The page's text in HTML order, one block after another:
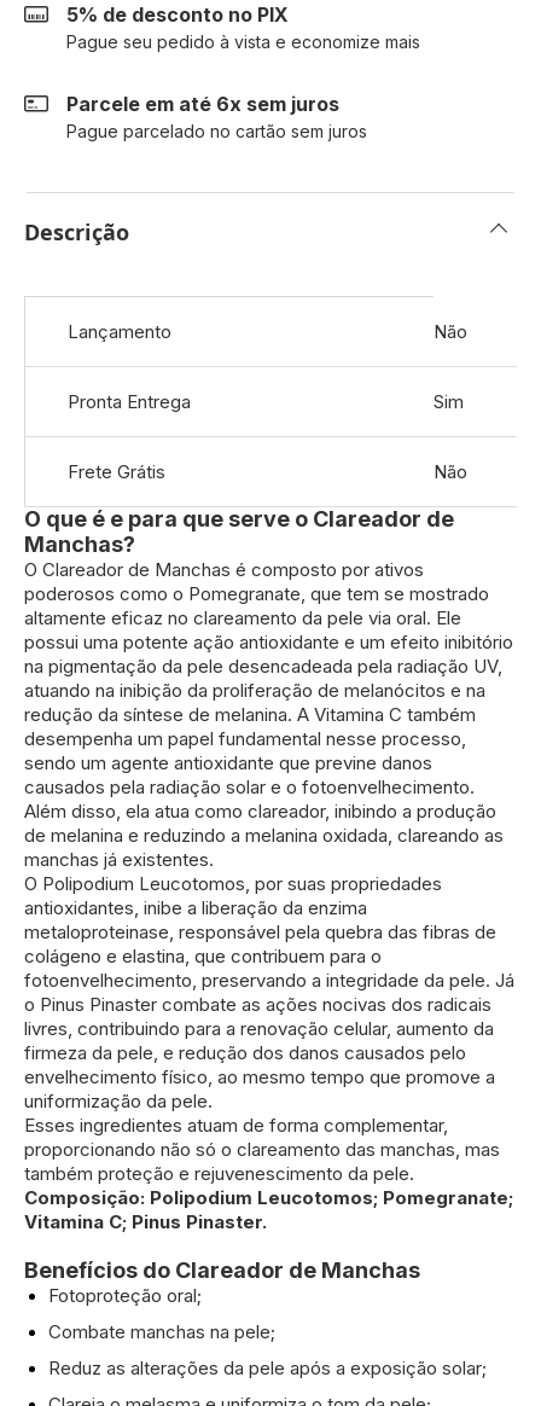
5% de desconto no PIX
Pague seu pedido à vista e economize mais
Parcele em até 6x sem juros
Pague parcelado no cartão sem juros
Descrição
O que é e para que serve o Clareador de
Manchas?
O Clareador de Manchas é composto por ativos
poderosos como o Pomegranate, que tem se mostrado
altamente eficaz no clareamento da pele via oral. Ele
possui uma potente ação antioxidante e um efeito inibitório
na pigmentação da pele desencadeada pela radiação UV,
atuando na inibição da proliferação de melanócitos e na
redução da síntese de melanina. A Vitamina C também
desempenha um papel fundamental nesse processo,
sendo um agente antioxidante que previne danos
causados pela radiação solar e o fotoenvelhecimento.
Além disso, ela atua como clareador, inibindo a produção
de melanina e reduzindo a melanina oxidada, clareando as
manchas já existentes.
O Polipodium Leucotomos, por suas propriedades
antioxidantes, inibe a liberação da enzima
metaloproteinase, responsável pela quebra das fibras de
colágeno e elastina, que contribuem para o
fotoenvelhecimento, preservando a integridade da pele. Já
o Pinus Pinaster combate as ações nocivas dos radicais
livres, contribuindo para a renovação celular, aumento da
firmeza da pele, e redução dos danos causados pelo
envelhecimento físico, ao mesmo tempo que promove a
uniformização da pele.
Esses ingredientes atuam de forma complementar,
proporcionando não só o clareamento das manchas, mas
também proteção e rejuvenescimento da pele.
Composição: Polipodium Leucotomos; Pomegranate;
Vitamina C; Pinus Pinaster.
Benefícios do Clareador de Manchas
Fotoproteção oral;
Combate manchas na pele;
Reduz as alterações da pele após a exposição solar;
informações
Lançamento Não
Pronta Entrega Sim
Frete Grátis Não